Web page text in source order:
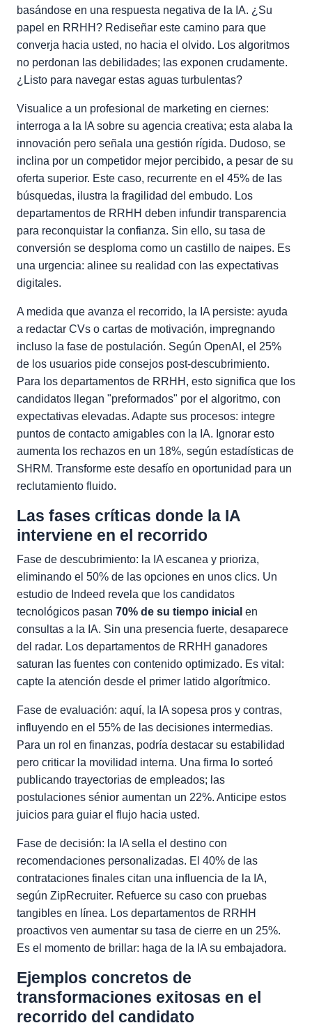
basándose en una respuesta negativa de la IA. ¿Su
papel en RRHH? Rediseñar este camino para que
converja hacia usted, no hacia el olvido. Los algoritmos
no perdonan las debilidades; las exponen crudamente.
¿Listo para navegar estas aguas turbulentas?
Visualice a un profesional de marketing en ciernes:
interroga a la IA sobre su agencia creativa; esta alaba la
innovación pero señala una gestión rígida. Dudoso, se
inclina por un competidor mejor percibido, a pesar de su
oferta superior. Este caso, recurrente en el 45% de las
búsquedas, ilustra la fragilidad del embudo. Los
departamentos de RRHH deben infundir transparencia
para reconquistar la confianza. Sin ello, su tasa de
conversión se desploma como un castillo de naipes. Es
una urgencia: alinee su realidad con las expectativas
digitales.
A medida que avanza el recorrido, la IA persiste: ayuda
a redactar CVs o cartas de motivación, impregnando
incluso la fase de postulación. Según OpenAI, el 25%
de los usuarios pide consejos post-descubrimiento.
Para los departamentos de RRHH, esto significa que los
candidatos llegan "preformados" por el algoritmo, con
expectativas elevadas. Adapte sus procesos: integre
puntos de contacto amigables con la IA. Ignorar esto
aumenta los rechazos en un 18%, según estadísticas de
SHRM. Transforme este desafío en oportunidad para un
reclutamiento fluido.
Las fases críticas donde la IA
interviene en el recorrido
Fase de descubrimiento: la IA escanea y prioriza,
eliminando el 50% de las opciones en unos clics. Un
estudio de Indeed revela que los candidatos
tecnológicos pasan 70% de su tiempo inicial en
consultas a la IA. Sin una presencia fuerte, desaparece
del radar. Los departamentos de RRHH ganadores
saturan las fuentes con contenido optimizado. Es vital:
capte la atención desde el primer latido algorítmico.
Fase de evaluación: aquí, la IA sopesa pros y contras,
influyendo en el 55% de las decisiones intermedias.
Para un rol en finanzas, podría destacar su estabilidad
pero criticar la movilidad interna. Una firma lo sorteó
publicando trayectorias de empleados; las
postulaciones sénior aumentan un 22%. Anticipe estos
juicios para guiar el flujo hacia usted.
Fase de decisión: la IA sella el destino con
recomendaciones personalizadas. El 40% de las
contrataciones finales citan una influencia de la IA,
según ZipRecruiter. Refuerce su caso con pruebas
tangibles en línea. Los departamentos de RRHH
proactivos ven aumentar su tasa de cierre en un 25%.
Es el momento de brillar: haga de la IA su embajadora.
Ejemplos concretos de
transformaciones exitosas en el
recorrido del candidato